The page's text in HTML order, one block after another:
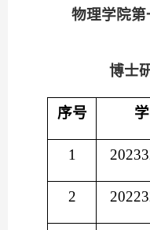
物理学院第
博士
序号
1
2